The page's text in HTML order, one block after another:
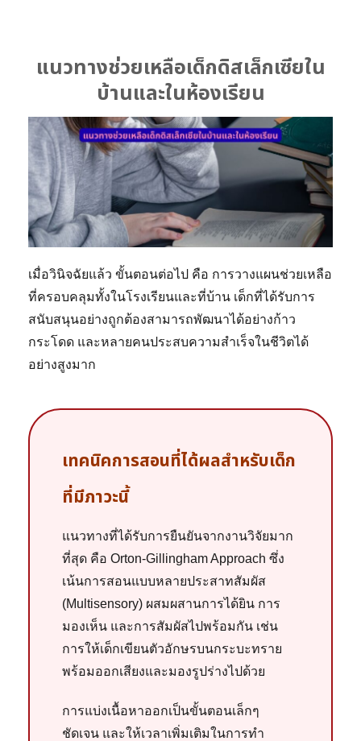
แนวทางช่วยเหลือเด็กดิสเล็กเซียใน
บ้านและในห้องเรียน
เมื่อวินิจฉัยแล้ว ขั้นตอนต่อไป คือ การวางแผนช่วยเหลือ
ที่ครอบคลุมทั้งในโรงเรียนและที่บ้าน เด็กที่ได้รับการ
สนับสนุนอย่างถูกต้องสามารถพัฒนาได้อย่างก้าว
กระโดด และหลายคนประสบความสำเร็จในชีวิตได้
อย่างสูงมาก
เทคนิคการสอนที่ได้ผลสำหรับเด็ก
ที่มีภาวะนี้
แนวทางที่ได้รับการยืนยันจากงานวิจัยมาก
ที่สุด คือ Orton-Gillingham Approach ซึ่ง
เน้นการสอนแบบหลายประสาทสัมผัส
(Multisensory) ผสมผสานการได้ยิน การ
มองเห็น และการสัมผัสไปพร้อมกัน เช่น
การให้เด็กเขียนตัวอักษรบนกระบะทราย
พร้อมออกเสียงและมองรูปร่างไปด้วย
การแบ่งเนื้อหาออกเป็นขั้นตอนเล็กๆ
ชัดเจน และให้เวลาเพิ่มเติมในการทำ